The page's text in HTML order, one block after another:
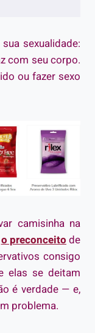
sexualidade:
com seu corpo.
ou fazer sexo
camisinha na
o preconceitode
consigo
elas se deitam
é verdade — e,
problema.